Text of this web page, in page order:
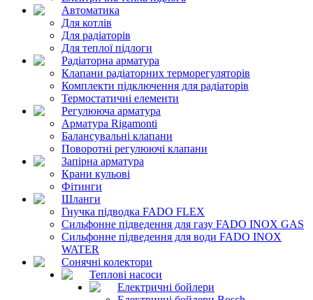
Автоматика
Для котлів
Для радіаторів
Для теплої підлоги
Радіаторна арматура
Клапани радіаторних терморегуляторів
Комплекти підключення для радіаторів
Термостатичні елементи
Регулююча арматура
Арматура Rigamonti
Балансувальні клапани
Поворотні регулюючі клапани
Запірна арматура
Крани кульові
Фітинги
Шланги
Гнучка підводка FADO FLEX
Сильфонне підведення для газу FADO INOX GAS
Сильфонне підведення для води FADO INOX
WATER
Сонячні колектори
Теплові насоси
Електричні бойлери